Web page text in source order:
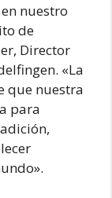
nuestro
de
Director
«La
que nuestra
para